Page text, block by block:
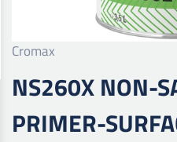
Cromax
NS260X NON-
PRIMER-